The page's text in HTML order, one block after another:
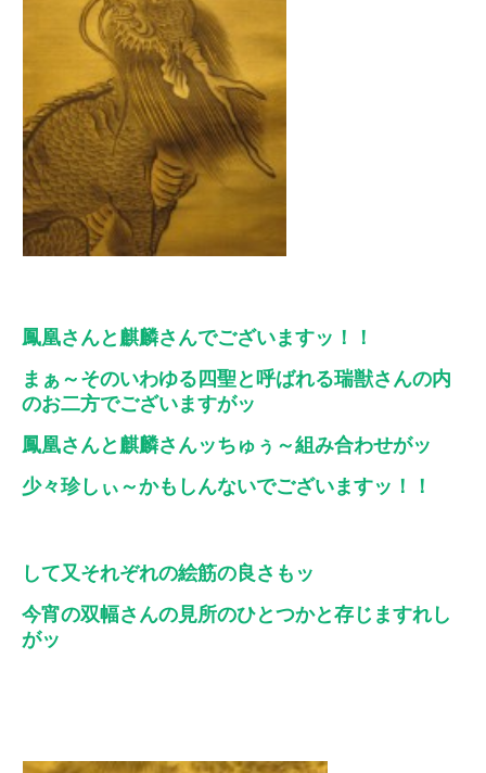
鳳凰さんと麒麟さんでございますッ！！
まぁ～そのいわゆる四聖と呼ばれる瑞獣さんの内
のお二方でございますがッ
鳳凰さんと麒麟さんッちゅぅ～組み合わせがッ
少々珍しぃ～かもしんないでございますッ！！
して又それぞれの絵筋の良さもッ
今宵の双幅さんの見所のひとつかと存じますれし
がッ